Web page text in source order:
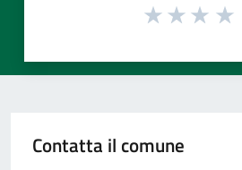
Contatta il comune